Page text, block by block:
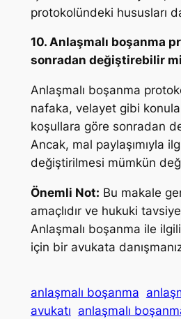
protokolündeki hususları
10. Anlaşmalı boşanma
sonradan değiştirebilir
Anlaşmalı boşanma
nafaka, velayet gibi
koşullara göre sonradan
Ancak, mal paylaşımıyla
değiştirilmesi mümkün
Önemli Not: Bu makale
amaçlıdır ve hukuki
Anlaşmalı boşanma ile
için bir avukata
anlaşmalı boşanma
avukatı anlaşmalı